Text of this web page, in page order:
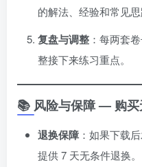
的解法、经验和常见思
复盘与调整 ：每两套
整接下来练习重点。
📚 风险与保障 — 购买
退换保障 ：如果下载
提供 7 天无条件退换。